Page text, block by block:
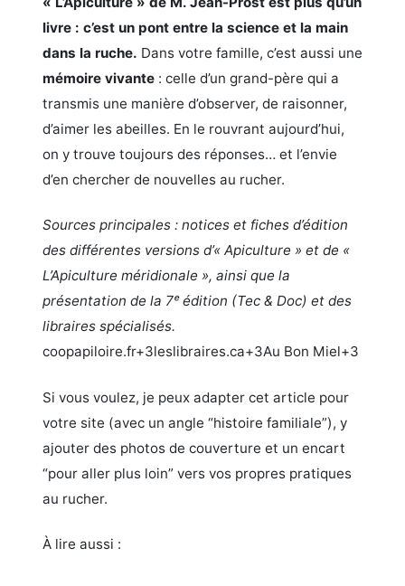
livre : c’est un pont entre la science et la main
dans la ruche. Dans votre famille, c’est aussi une
mémoire vivante : celle d’un grand-père qui a
transmis une manière d’observer, de raisonner,
d’aimer les abeilles. En le rouvrant aujourd’hui,
on y trouve toujours des réponses… et l’envie
d’en chercher de nouvelles au rucher.
Sources principales : notices et fiches d’édition
des différentes versions d’« Apiculture » et de «
L’Apiculture méridionale », ainsi que la
présentation de la 7ᵉ édition (Tec & Doc) et des
libraires spécialisés.
coopapiloire.fr+3leslibraires.ca+3Au Bon Miel+3
Si vous voulez, je peux adapter cet article pour
votre site (avec un angle “histoire familiale”), y
ajouter des photos de couverture et un encart
“pour aller plus loin” vers vos propres pratiques
au rucher.
À lire aussi :